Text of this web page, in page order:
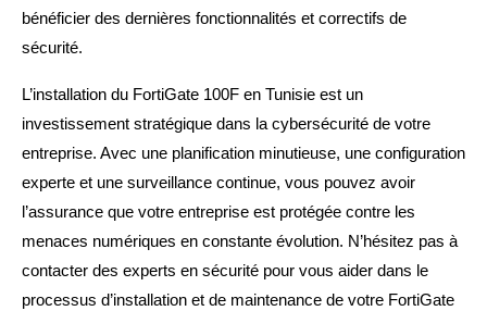
bénéficier des dernières fonctionnalités et correctifs de
sécurité.
L’installation du FortiGate 100F en Tunisie est un
investissement stratégique dans la cybersécurité de votre
entreprise. Avec une planification minutieuse, une configuration
experte et une surveillance continue, vous pouvez avoir
l’assurance que votre entreprise est protégée contre les
menaces numériques en constante évolution. N’hésitez pas à
contacter des experts en sécurité pour vous aider dans le
processus d’installation et de maintenance de votre FortiGate